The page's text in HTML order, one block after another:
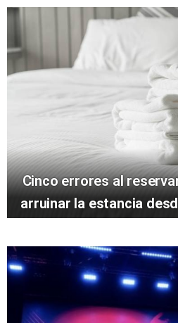
Cinco errores al
arruinar la estancia